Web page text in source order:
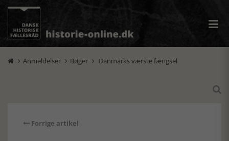
 Anmeldelser  Bøger  Danmarks værste fængsel

Forrige artikel